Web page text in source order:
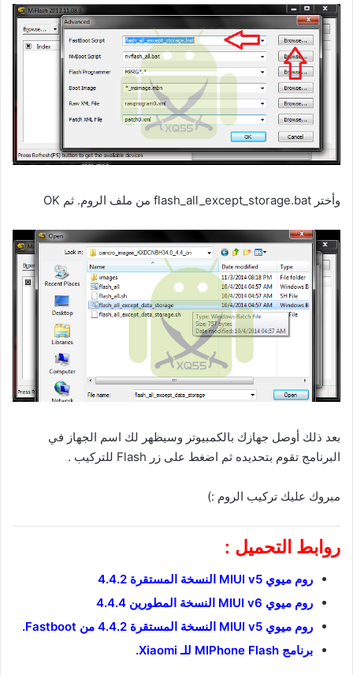
وأختر flash_all_except_storage.bat من ملف الروم. ثم OK
بعد ذلك أوصل جهازك بالكمبيوتر وسيظهر لك اسم الجهاز في
البرنامج تقوم بتحديده ثم اضغط على زر Flash للتركيب .
مبروك عليك تركيب الروم :)
روابط التحميل :
روم ميوي MIUI v5 النسخة المستقرة 4.4.2
روم ميوي MIUI v6 النسخة المطورين 4.4.4
روم ميوي MIUI v5 النسخة المستقرة 4.4.2 من Fastboot.
برنامج MIPhone Flash للـ Xiaomi.